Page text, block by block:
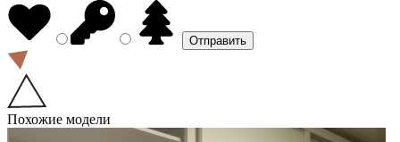
Похожие модели